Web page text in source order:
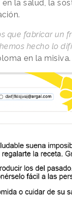
en la salud, la
que fabricar un
hecho lo
en la misiva.